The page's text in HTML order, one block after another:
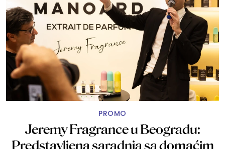
PROMO
Jeremy Fragrance u Beogradu:
Predstavljena saradnja sa domaćim